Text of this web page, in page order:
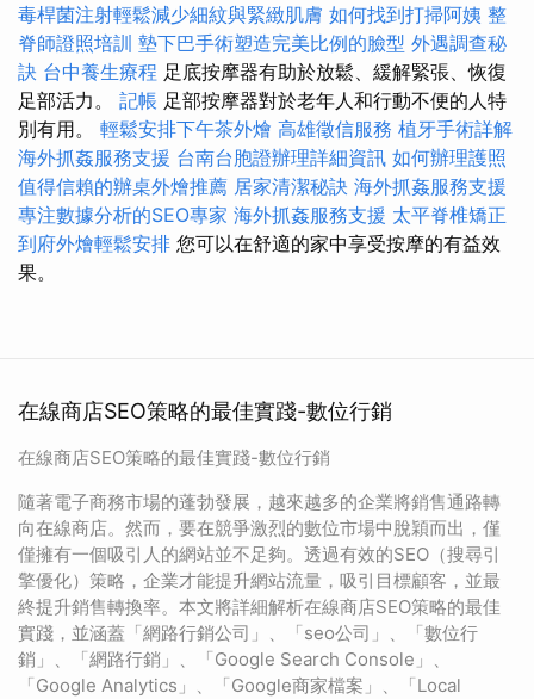
毒桿菌注射輕鬆減少細紋與緊緻肌膚 如何找到打掃阿姨 整
脊師證照培訓 墊下巴手術塑造完美比例的臉型 外遇調查秘
訣 台中養生療程 足底按摩器有助於放鬆、緩解緊張、恢復
足部活力。 記帳 足部按摩器對於老年人和行動不便的人特
別有用。 輕鬆安排下午茶外燴 高雄徵信服務 植牙手術詳解
海外抓姦服務支援 台南台胞證辦理詳細資訊 如何辦理護照
值得信賴的辦桌外燴推薦 居家清潔秘訣 海外抓姦服務支援
專注數據分析的SEO專家 海外抓姦服務支援 太平脊椎矯正
到府外燴輕鬆安排 您可以在舒適的家中享受按摩的有益效
果。
在線商店SEO策略的最佳實踐-數位行銷
在線商店SEO策略的最佳實踐-數位行銷
隨著電子商務市場的蓬勃發展，越來越多的企業將銷售通路轉
向在線商店。然而，要在競爭激烈的數位市場中脫穎而出，僅
僅擁有一個吸引人的網站並不足夠。透過有效的SEO（搜尋引
擎優化）策略，企業才能提升網站流量，吸引目標顧客，並最
終提升銷售轉換率。本文將詳細解析在線商店SEO策略的最佳
實踐，並涵蓋「網路行銷公司」、「seo公司」、「數位行
銷」、「網路行銷」、「Google Search Console」、
「Google Analytics」、「Google商家檔案」、「Local